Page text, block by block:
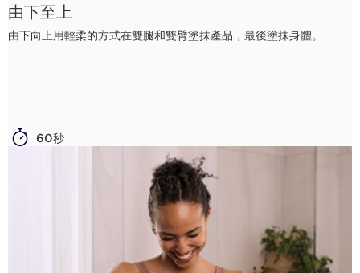
由下至上
由下向上用輕柔的方式在雙腿和雙臂塗抹產品，最後塗抹身體。
60秒